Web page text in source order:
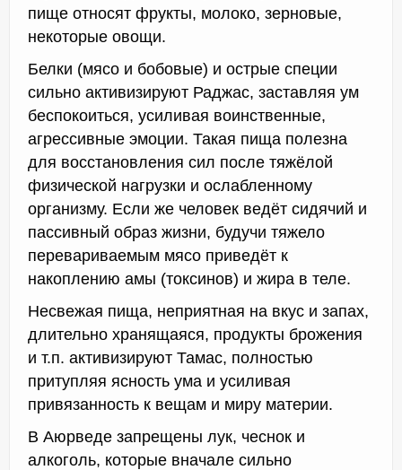
пище относят фрукты, молоко, зерновые,
некоторые овощи.
Белки (мясо и бобовые) и острые специи
сильно активизируют Раджас, заставляя ум
беспокоиться, усиливая воинственные,
агрессивные эмоции. Такая пища полезна
для восстановления сил после тяжёлой
физической нагрузки и ослабленному
организму. Если же человек ведёт сидячий и
пассивный образ жизни, будучи тяжело
перевариваемым мясо приведёт к
накоплению амы (токсинов) и жира в теле.
Несвежая пища, неприятная на вкус и запах,
длительно хранящаяся, продукты брожения
и т.п. активизируют Тамас, полностью
притупляя ясность ума и усиливая
привязанность к вещам и миру материи.
В Аюрведе запрещены лук, чеснок и
алкоголь, которые вначале сильно